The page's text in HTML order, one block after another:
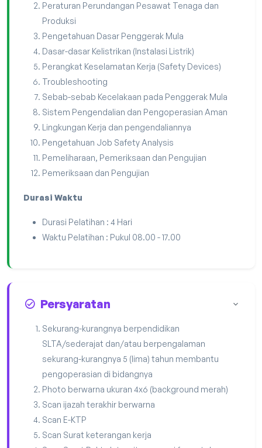
Peraturan Perundangan Pesawat Tenaga dan
Produksi
Pengetahuan Dasar Penggerak Mula
Dasar-dasar Kelistrikan (Instalasi Listrik)
Perangkat Keselamatan Kerja (Safety Devices)
Troubleshooting
Sebab-sebab Kecelakaan pada Penggerak Mula
Sistem Pengendalian dan Pengoperasian Aman
Lingkungan Kerja dan pengendaliannya
Pengetahuan Job Safety Analysis
Pemeliharaan, Pemeriksaan dan Pengujian
Pemeriksaan dan Pengujian
Durasi Waktu
Durasi Pelatihan : 4 Hari
Waktu Pelatihan : Pukul 08.00 - 17.00
Persyaratan
Sekurang-kurangnya berpendidikan
SLTA/sederajat dan/atau berpengalaman
sekurang-kurangnya 5 (lima) tahun membantu
pengoperasian di bidangnya
Photo berwarna ukuran 4x6 (background merah)
Scan ijazah terakhir berwarna
Scan E-KTP
Scan Surat keterangan kerja